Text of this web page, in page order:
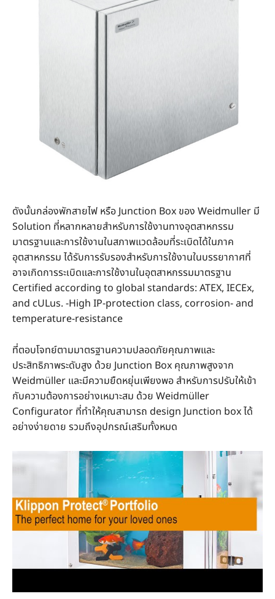
ดังนั้นกล่องพักสายไฟ หรือ Junction Box ของ Weidmuller มี
Solution ที่หลากหลายสําหรับการใช้งานทางอุตสาหกรรม
มาตรฐานและการใช้งานในสภาพแวดล้อมที่ระเบิดได้ในภาค
อุตสาหกรรม ได้รับการรับรองสำหรับการใช้งานในบรรยากาศที่
อาจเกิดการระเบิดและการใช้งานในอุตสาหกรรมมาตรฐาน
Certified according to global standards: ATEX, IECEx,
and cULus. -High IP-protection class, corrosion- and
temperature-resistance
ที่ตอบโจทย์ตามมาตรฐานความปลอดภัยคุณภาพและ
ประสิทธิภาพระดับสูง ด้วย Junction Box คุณภาพสูงจาก
Weidmüller และมีความยืดหยุ่นเพียงพอ สำหรับการปรับให้เข้า
กับความต้องการอย่างเหมาะสม ด้วย Weidmüller
Configurator ที่ทำให้คุณสามารถ design Junction box ได้
อย่างง่ายดาย รวมถึงอุปกรณ์เสริมทั้งหมด